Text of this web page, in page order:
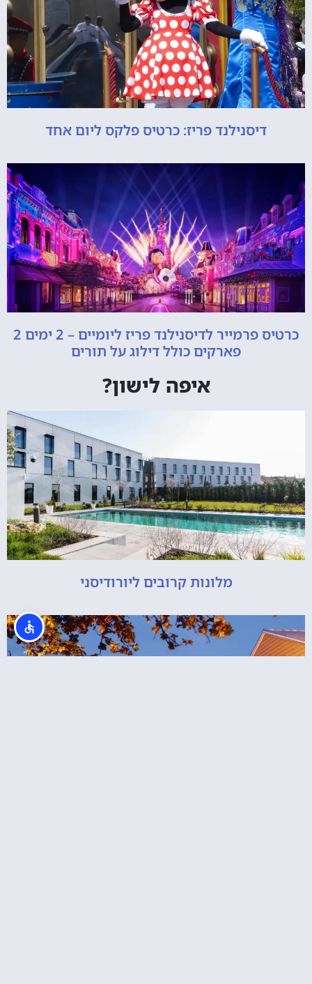
דיסנילנד פריז: כרטיס פלקס ליום אחד
כרטיס פרמייר לדיסנילנד פריז ליומיים – 2 ימים 2
פארקים כולל דילוג על תורים
איפה לישון?
מלונות קרובים ליורודיסני